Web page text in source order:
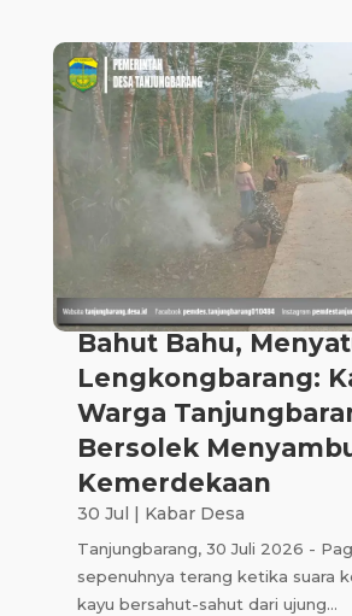
Bahut Bahu,
Lengkongbarang:
Warga
Bersolek
Kemerdekaan
30 Jul | Kabar Desa
Tanjungbarang, 30 Juli 2026 -
sepenuhnya terang ketika suara
kayu bersahut-sahut dari ujung...